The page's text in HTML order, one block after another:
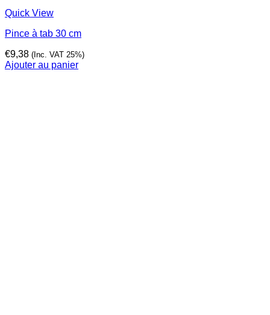
Quick View
Pince à tab 30 cm
€9,38 (Inc. VAT 25%)
Ajouter au panier